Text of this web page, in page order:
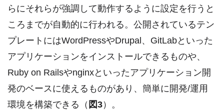
らにそれらが強調して動作するように設定を行うと
ころまでが自動的に行われる。公開されているテン
プレートにはWordPressやDrupal、GitLabといった
アプリケーションをインストールできるものや、
Ruby on Railsやnginxといったアプリケーション開
発のベースに使えるものがあり、簡単に開発/運用
環境を構築できる（ 図3）。